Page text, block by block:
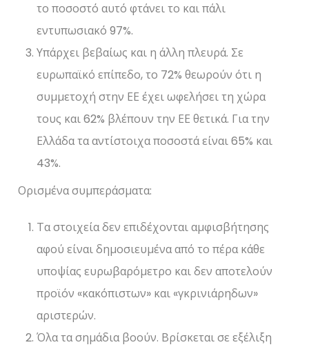
το ποσοστό αυτό φτάνει το και πάλι
εντυπωσιακό 97%.
Υπάρχει βεβαίως και η άλλη πλευρά. Σε
ευρωπαϊκό επίπεδο, το 72% θεωρούν ότι η
συμμετοχή στην ΕΕ έχει ωφελήσει τη χώρα
τους και 62% βλέπουν την ΕΕ θετικά. Για την
Ελλάδα τα αντίστοιχα ποσοστά είναι 65% και
43%.
Ορισμένα συμπεράσματα:
Τα στοιχεία δεν επιδέχονται αμφισβήτησης
αφού είναι δημοσιευμένα από το πέρα κάθε
υποψίας ευρωβαρόμετρο και δεν αποτελούν
προϊόν «κακόπιστων» και «γκρινιάρηδων»
αριστερών.
Όλα τα σημάδια βοούν. Βρίσκεται σε εξέλιξη